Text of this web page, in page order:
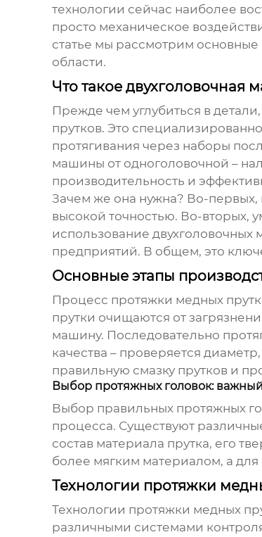
технологии сейчас наиболее
просто механическое
статье мы рассмотрим
области.
Что такое
Прежде чем углубиться в
прутков. Это
протягивания через наборы
машины от одноголовочной –
производительность и
Зачем же она нужна? Во-первых,
высокой точностью. Во-вторых,
использование
предприятий. В общем, это
Основные этапы
Процесс протяжки медных
прутки очищаются от
машину. Последовательно
качества – проверяется
правильную смазку прутков и
Выбор протяжных головок:
Выбор правильных протяжных
процесса. Существуют
состав материала прутка, его
более мягким материалом, а
Технологии протяжки
Технологии протяжки медных
различными системами